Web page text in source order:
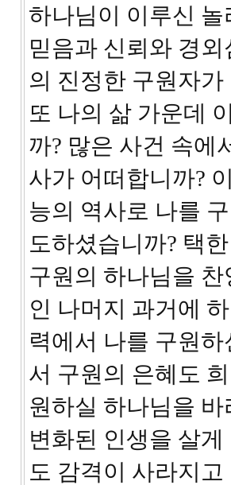
하나님이 이루신
믿음과 신뢰와 경
의 진정한 구원자
또 나의 삶 가운데
까? 많은 사건 속에
사가 어떠합니까?
능의 역사로 나를
도하셨습니까? 택
구원의 하나님을
인 나머지 과거에
력에서 나를 구원
서 구원의 은혜도
원하실 하나님을
변화된 인생을 살
도 감격이 사라지